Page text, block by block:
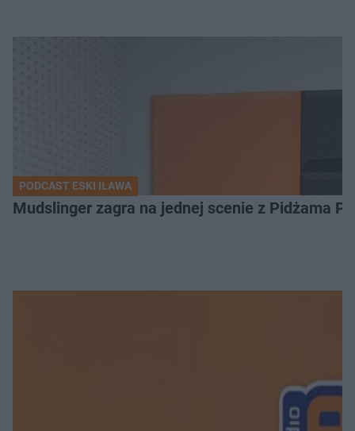
PODCAST ESKI IŁAWA
Mudslinger zagra na jednej scenie z Pidżama